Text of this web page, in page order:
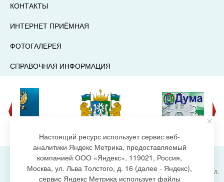
КОНТАКТЫ
ИНТЕРНЕТ ПРИЁМНАЯ
ФОТОГАЛЕРЕЯ
СПРАВОЧНАЯ ИНФОРМАЦИЯ
Администрация городского поселения Излучинск, ул.
Энергетиков, 6, пгт. Излучинск, Нижневартовский
Настоящий ресурс использует сервис веб-
аналитики Яндекс Метрика, предоставляемый
компанией ООО «Яндекс», 119021, Россия,
Москва, ул. Льва Толстого, д. 16 (далее - Яндекс),
сервис Яндекс Метрика использует файлы